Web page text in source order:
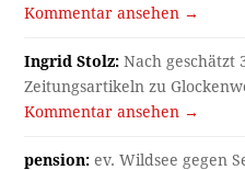
Kommentar ansehen →
Ingrid Stolz: Nach geschätzt
Zeitungsartikeln zu
Kommentar ansehen →
pension: ev. Wildsee gegen